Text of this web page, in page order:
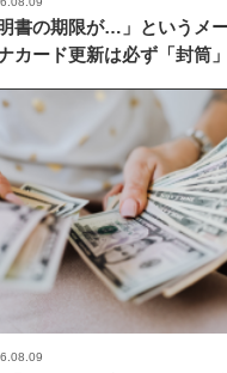
明書の期限が…」というメ
カード更新は必ず「封筒